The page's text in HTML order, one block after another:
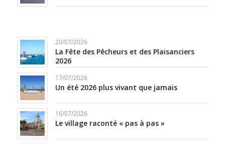
20/07/2026
La Fête des Pêcheurs et des Plaisanciers
2026
17/07/2026
Un été 2026 plus vivant que jamais
16/07/2026
Le village raconté « pas à pas »